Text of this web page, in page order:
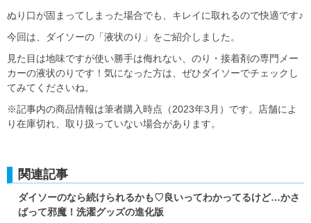
ぬり口が固まってしまった場合でも、キレイに取れるので快適です♪
今回は、ダイソーの「液状のり」をご紹介しました。
見た目は地味ですが使い勝手は侮れない、のり・接着剤の専門メー
カーの液状のりです！気になった方は、ぜひダイソーでチェックし
てみてくださいね。
※記事内の商品情報は筆者購入時点（2023年3月）です。店舗によ
り在庫切れ、取り扱っていない場合があります。
関連記事
ダイソーのなら続けられるかも♡良いってわかってるけど…かさ
ばって邪魔！洗濯グッズの進化版